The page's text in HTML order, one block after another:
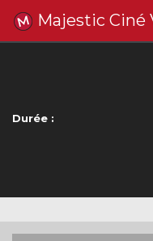
Majestic Ciné
Durée :